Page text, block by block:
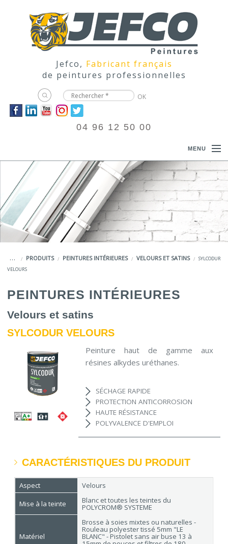
Jefco, Fabricant français
de peintures professionnelles
04 96 12 50 00
MENU
ACCUEIL
PRODUITS
DOCUMENTATIONS
COULEURS
PRODUITS PEINTURES INTÉRIEURES VELOURS ET SATINS
SYLCODUR
VELOURS
PEINTURES INTÉRIEURES
Velours et satins
SYLCODUR VELOURS
Peinture haut de gamme aux
résines alkydes uréthanes.
SÉCHAGE RAPIDE
PROTECTION ANTICORROSION
HAUTE RÉSISTANCE
POLYVALENCE D'EMPLOI
CARACTÉRISTIQUES DU PRODUIT
Aspect
Velours
Mise à la teinte
Blanc et toutes les teintes du
POLYCROM® SYSTEME
Matériel
Brosse à soies mixtes ou naturelles -
Rouleau polyester tissé 5mm "LE
BLANC" - Pistolet sans air buse 13 à